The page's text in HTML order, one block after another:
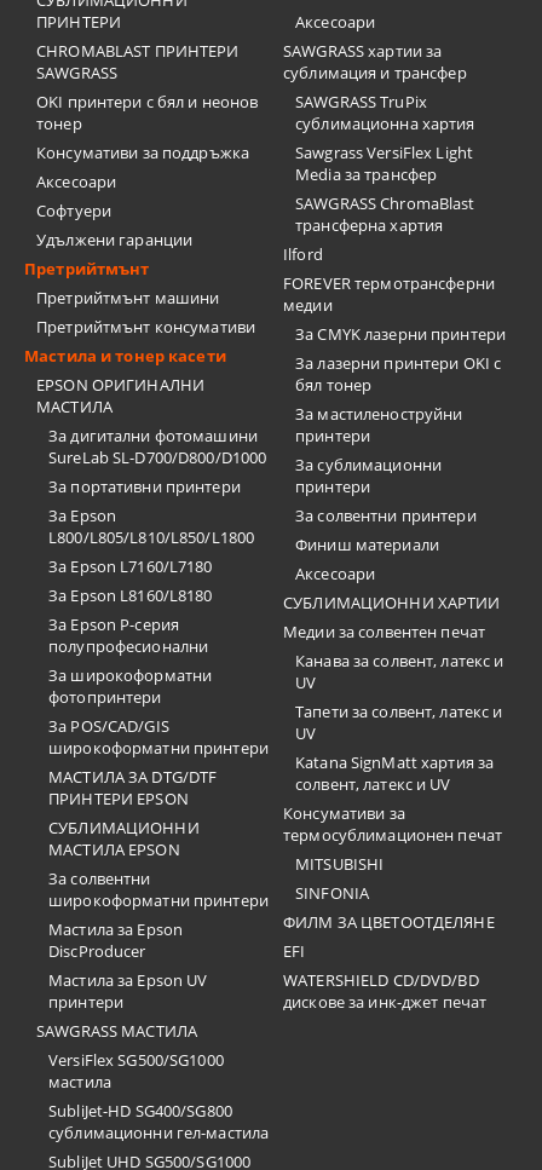
ПРИНТЕРИ
CHROMABLAST ПРИНТЕРИ
SAWGRASS
OKI принтери с бял и неонов
тонер
Консумативи за поддръжка
Аксесоари
Софтуери
Удължени гаранции
Претрийтмънт
Претрийтмънт машини
Претрийтмънт консумативи
Мастила и тонер касети
EPSON ОРИГИНАЛНИ
МАСТИЛА
За дигитални фотомашини
SureLab SL-D700/D800/D1000
За портативни принтери
За Epson
L800/L805/L810/L850/L1800
За Epson L7160/L7180
За Epson L8160/L8180
За Epson P-серия
полупрофесионални
За широкоформатни
фотопринтери
За POS/CAD/GIS
широкоформатни принтери
МАСТИЛА ЗА DTG/DTF
ПРИНТЕРИ EPSON
СУБЛИМАЦИОННИ
МАСТИЛА EPSON
За солвентни
широкоформатни принтери
Мастила за Epson
DiscProducer
Мастила за Epson UV
принтери
SAWGRASS МАСТИЛА
VersiFlex SG500/SG1000
мастила
SubliJet-HD SG400/SG800
сублимационни гел-мастила
SubliJet UHD SG500/SG1000
Аксесоари
SAWGRASS хартии за
сублимация и трансфер
SAWGRASS TruPix
сублимационна хартия
Sawgrass VersiFlex Light
Media за трансфер
SAWGRASS ChromaBlast
трансферна хартия
Ilford
FOREVER термотрансферни
медии
За CMYK лазерни принтери
За лазерни принтери OKI с
бял тонер
За мастиленоструйни
принтери
За сублимационни
принтери
За солвентни принтери
Финиш материали
Аксесоари
СУБЛИМАЦИОННИ ХАРТИИ
Медии за солвентен печат
Канава за солвент, латекс и
UV
Тапети за солвент, латекс и
UV
Katana SignMatt хартия за
солвент, латекс и UV
Консумативи за
термосублимационен печат
MITSUBISHI
SINFONIA
ФИЛМ ЗА ЦВЕТООТДЕЛЯНЕ
EFI
WATERSHIELD CD/DVD/BD
дискове за инк-джет печат